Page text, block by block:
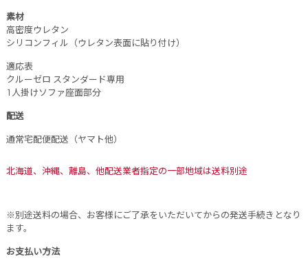
素材
高密度ウレタン
シリコンフィル（ウレタン表面に貼り付け）
適応表
クルーゼロ スタンダード専用
1人掛けソファ座面部分
配送
通常宅配便配送（ヤマト他）
北海道、沖縄、離島、他配送業者指定の一部地域は送料別途
※別途送料の場合、お客様にご了承をいただいてからの発送手続きとなり
ます。
お支払い方法